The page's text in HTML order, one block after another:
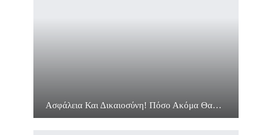
Ασφάλεια Και Δικαιοσύνη! Πόσο Ακόμα Θα…